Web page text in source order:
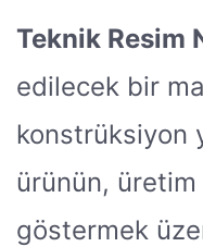
Teknik Resim
edilecek bir
konstrüksiyon
ürünün, üretim
göstermek